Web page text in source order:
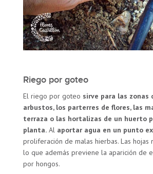
Riego por goteo
El riego por goteo sirve para las zonas
arbustos, los parterres de flores, las
terraza o las hortalizas de un huerto
planta. Al aportar agua en un punto
proliferación de malas hierbas. Las hojas
lo que además previene la aparición de
por hongos.